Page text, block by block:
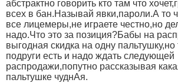
абстрактно говорить кто там что
всех в бан.Называй явки,пароли.А то
все лицемеры,не играете честно,но
надо.Что это за позиция?Бабы на
выгодная скидка на одну пальтушку,но
подруги есть и надо ждать следующей
распродажи,попутно рассказывая
пальтушке чуднАя.